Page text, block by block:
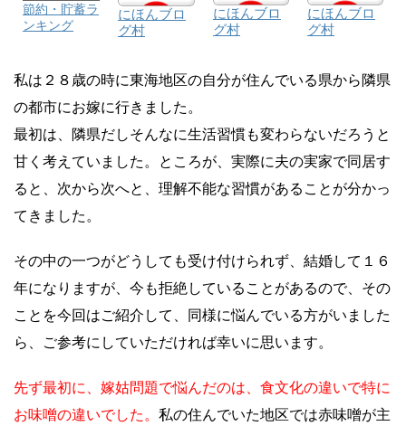
節約・貯蓄ラ
ンキング
にほんブロ
グ村
にほんブロ
グ村
にほんブロ
グ村
私は２８歳の時に東海地区の自分が住んでいる県から隣県
の都市にお嫁に行きました。
最初は、隣県だしそんなに生活習慣も変わらないだろうと
甘く考えていました。ところが、実際に夫の実家で同居す
ると、次から次へと、理解不能な習慣があることが分かっ
てきました。
その中の一つがどうしても受け付けられず、結婚して１６
年になりますが、今も拒絶していることがあるので、その
ことを今回はご紹介して、同様に悩んでいる方がいました
ら、ご参考にしていただければ幸いに思います。
先ず最初に、嫁姑問題で悩んだのは、食文化の違いで特に
お味噌の違いでした。 私の住んでいた地区では赤味噌が主